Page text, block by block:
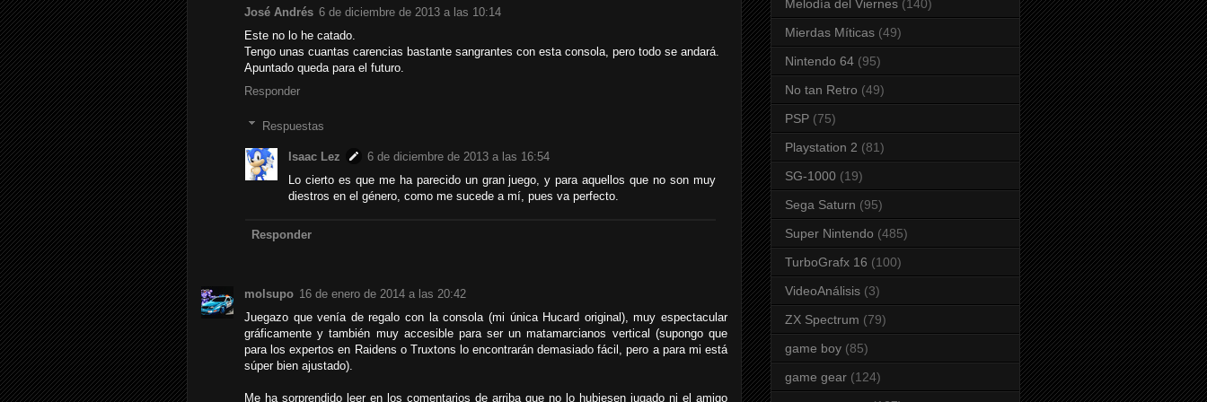
José Andrés 6 de diciembre de 2013 a las 10:14
Este no lo he catado.
Tengo unas cuantas carencias bastante sangrantes con esta consola, pero todo se andará.
Apuntado queda para el futuro.
Responder
Respuestas
Isaac Lez
6 de diciembre de 2013 a las 16:54
Lo cierto es que me ha parecido un gran juego, y para aquellos que no son muy
diestros en el género, como me sucede a mí, pues va perfecto.
Responder
molsupo 16 de enero de 2014 a las 20:42
Juegazo que venía de regalo con la consola (mi única Hucard original), muy espectacular
gráficamente y también muy accesible para ser un matamarcianos vertical (supongo que
para los expertos en Raidens o Truxtons lo encontrarán demasiado fácil, pero a para mi está
súper bien ajustado).
Me ha sorprendido leer en los comentarios de arriba que no lo hubiesen jugado ni el amigo
Melodía del Viernes (140)
Mierdas Míticas (49)
Nintendo 64 (95)
No tan Retro (49)
PSP (75)
Playstation 2 (81)
SG-1000 (19)
Sega Saturn (95)
Super Nintendo (485)
TurboGrafx 16 (100)
VideoAnálisis (3)
ZX Spectrum (79)
game boy (85)
game gear (124)